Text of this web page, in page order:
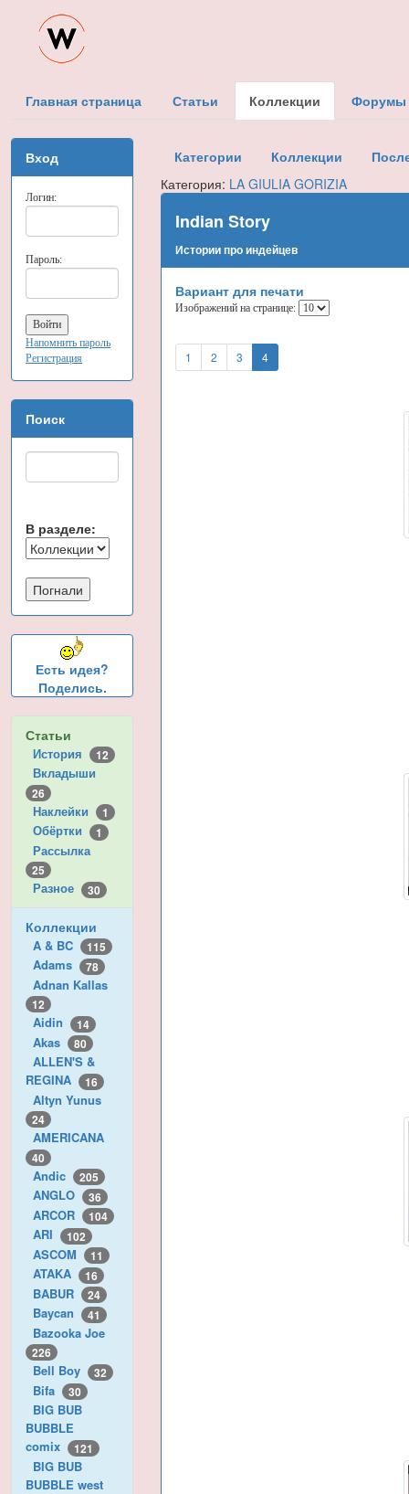
Главная страница Статьи Коллекции Форумы
Вход
Логин:
Пароль:
Напомнить пароль
Регистрация
Поиск
В разделе:
Есть идея?
Поделись.
Статьи
История 12
Вкладыши
26
Наклейки 1
Обёртки 1
Рассылка
25
Разное 30
Коллекции
A & BC 115
Adams 78
Adnan Kallas
12
Aidin 14
Akas 80
ALLEN'S &
REGINA
16
Altyn Yunus
24
AMERICANA
40
Andic 205
ANGLO 36
ARCOR 104
ARI 102
ASCOM 11
ATAKA 16
BABUR 24
Baycan 41
Bazooka Joe
226
Bell Boy 32
Bifa 30
BIG BUB
BUBBLE
comix
121
BIG BUB
BUBBLE west
Категории Коллекции
Категория: LA GIULIA GORIZIA
Indian Story
Истории про индейцев
Вариант для печати
Изображений на странице:
1 2 3 4